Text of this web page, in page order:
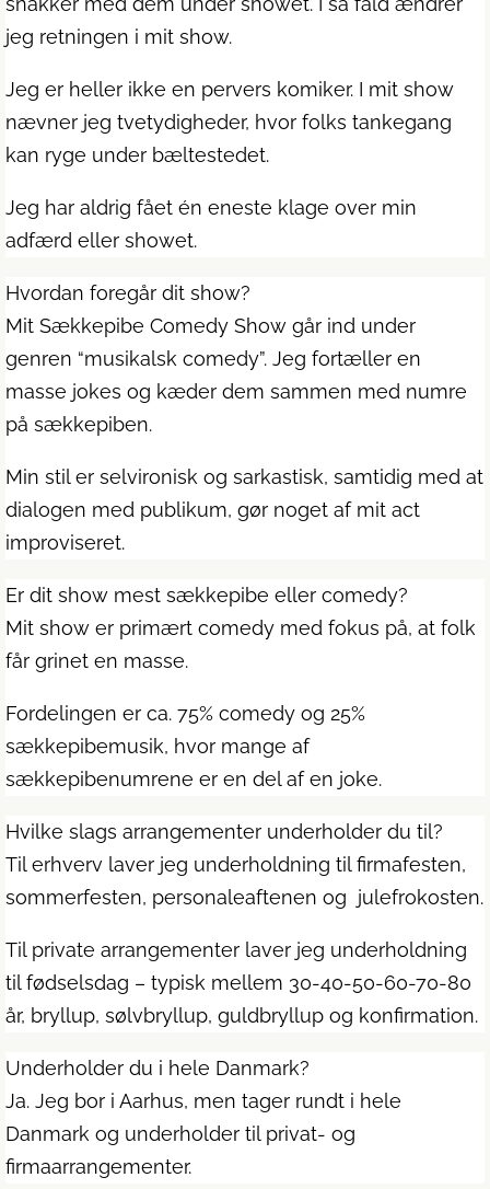
jeg retningen i mit show.
Jeg er heller ikke en pervers komiker. I mit show
nævner jeg tvetydigheder, hvor folks tankegang
kan ryge under bæltestedet.
Jeg har aldrig fået én eneste klage over min
adfærd eller showet.
Hvordan foregår dit show?
Mit Sækkepibe Comedy Show går ind under
genren “musikalsk comedy”. Jeg fortæller en
masse jokes og kæder dem sammen med numre
på sækkepiben.
Min stil er selvironisk og sarkastisk, samtidig med at
dialogen med publikum, gør noget af mit act
improviseret.
Er dit show mest sækkepibe eller comedy?
Mit show er primært comedy med fokus på, at folk
får grinet en masse.
Fordelingen er ca. 75% comedy og 25%
sækkepibemusik, hvor mange af
sækkepibenumrene er en del af en joke.
Hvilke slags arrangementer underholder du til?
Til erhverv laver jeg underholdning til firmafesten,
sommerfesten, personaleaftenen og julefrokosten.
Til private arrangementer laver jeg underholdning
til fødselsdag – typisk mellem 30-40-50-60-70-80
år, bryllup, sølvbryllup, guldbryllup og konfirmation.
Underholder du i hele Danmark?
Ja. Jeg bor i Aarhus, men tager rundt i hele
Danmark og underholder til privat- og
firmaarrangementer.